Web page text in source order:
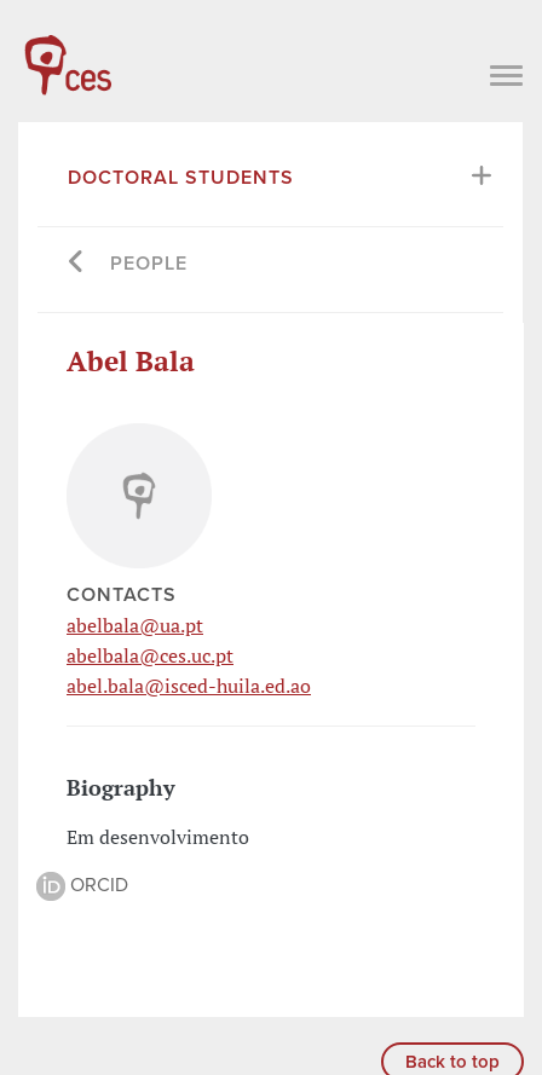
DOCTORAL STUDENTS
PEOPLE
Abel Bala
CONTACTS
abelbala@ua.pt
abelbala@ces.uc.pt
abel.bala@isced-huila.ed.ao
Biography
Em desenvolvimento
ORCID
Back to top